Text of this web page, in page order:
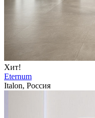
Хит!
Eternum
Italon, Россия